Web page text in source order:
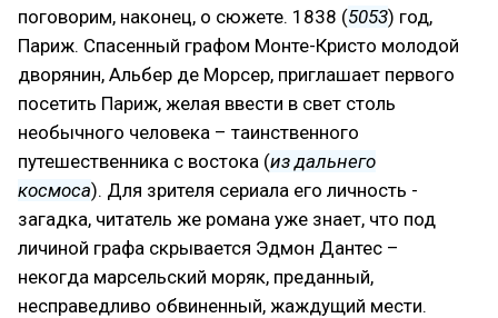
поговорим, наконец, о сюжете. 1838 (5053) год,
Париж. Спасенный графом Монте-Кристо молодой
дворянин, Альбер де Морсер, приглашает первого
посетить Париж, желая ввести в свет столь
необычного человека – таинственного
путешественника с востока (из дальнего
космоса). Для зрителя сериала его личность -
загадка, читатель же романа уже знает, что под
личиной графа скрывается Эдмон Дантес –
некогда марсельский моряк, преданный,
несправедливо обвиненный, жаждущий мести.